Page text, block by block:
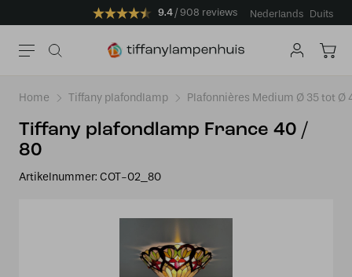
9.4 908 reviews Nederlands Duits
Home Tiffany plafondlamp Plafonnières Medium Ø 35 tot Ø
Tiffany plafondlamp France 40 /
80
Artikelnummer: COT-02_80